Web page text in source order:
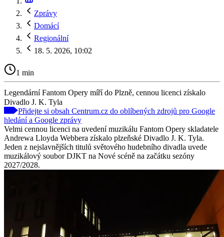
Zprávy
Domácí
Regionální
18. 5. 2026, 10:02
1 min
Legendární Fantom Opery míří do Plzně, cennou licenci získalo
Divadlo J. K. Tyla
Přidejte si obsah Centrum.cz do oblíbených zdrojů pro Google
hledání a Google zprávy
Velmi cennou licenci na uvedení muzikálu Fantom Opery skladatele
Andrewa Lloyda Webbera získalo plzeňské Divadlo J. K. Tyla.
Jeden z nejslavnějších titulů světového hudebního divadla uvede
muzikálový soubor DJKT na Nové scéně na začátku sezóny
2027/2028.